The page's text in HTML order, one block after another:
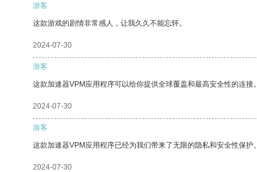
游客
这款游戏的剧情非常感人，让我久久不能忘怀。
2024-07-30
游客
这款加速器VPM应用程序可以给你提供全球覆盖和最高安全性的连接。
2024-07-30
游客
这款加速器VPM应用程序已经为我们带来了无限的隐私和安全性保护。
2024-07-30